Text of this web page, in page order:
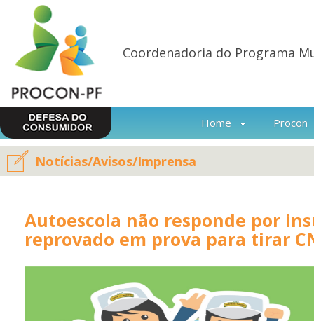
Coordenadoria do Programa
Home Procon
Notícias/Avisos/Imprensa
Autoescola não responde por
reprovado em prova para tirar